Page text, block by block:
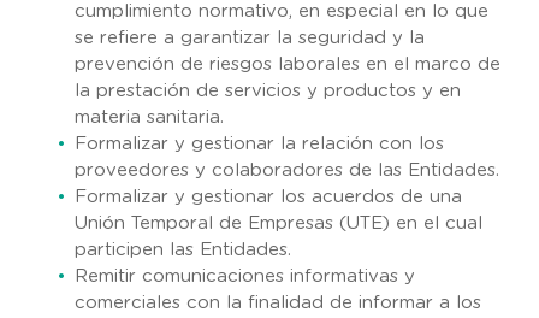
cumplimiento normativo, en especial en lo que
se refiere a garantizar la seguridad y la
prevención de riesgos laborales en el marco de
la prestación de servicios y productos y en
materia sanitaria.
Formalizar y gestionar la relación con los
proveedores y colaboradores de las Entidades.
Formalizar y gestionar los acuerdos de una
Unión Temporal de Empresas (UTE) en el cual
participen las Entidades.
Remitir comunicaciones informativas y
comerciales con la finalidad de informar a los